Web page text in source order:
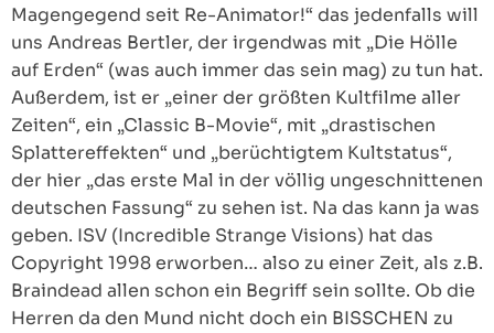
Magengegend seit Re-Animator!“ das jedenfalls will
uns Andreas Bertler, der irgendwas mit „Die Hölle
auf Erden“ (was auch immer das sein mag) zu tun hat.
Außerdem, ist er „einer der größten Kultfilme aller
Zeiten“, ein „Classic B-Movie“, mit „drastischen
Splattereffekten“ und „berüchtigtem Kultstatus“,
der hier „das erste Mal in der völlig ungeschnittenen
deutschen Fassung“ zu sehen ist. Na das kann ja was
geben. ISV (Incredible Strange Visions) hat das
Copyright 1998 erworben… also zu einer Zeit, als z.B.
Braindead allen schon ein Begriff sein sollte. Ob die
Herren da den Mund nicht doch ein BISSCHEN zu